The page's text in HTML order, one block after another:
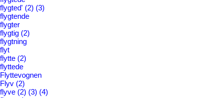
flygted' (2) (3)
flygtende
flygter
flygtig (2)
flygtning
flyt
flytte (2)
flyttede
Flyttevognen
Flyv (2)
flyve (2) (3) (4)